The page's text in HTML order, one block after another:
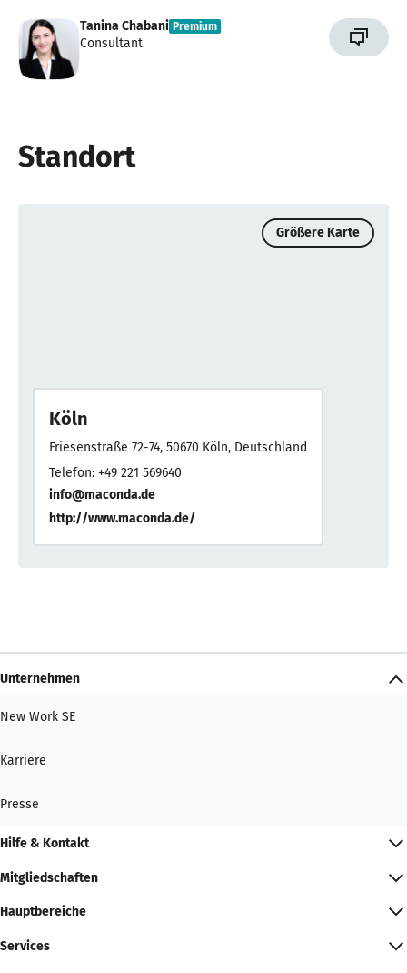
Tanina Chabani Premium
Consultant
Standort
Größere Karte
Köln
Friesenstraße 72-74, 50670 Köln, Deutschland
Telefon: +49 221 569640
info@maconda.de
http://www.maconda.de/
Unternehmen
New Work SE
Karriere
Presse
Hilfe & Kontakt
Mitgliedschaften
Hauptbereiche
Services